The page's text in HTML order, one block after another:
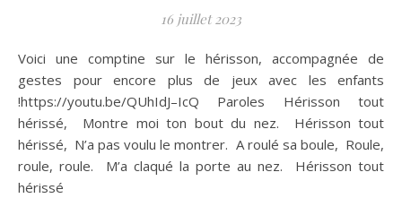
16 juillet 2023
Voici une comptine sur le hérisson, accompagnée de
gestes pour encore plus de jeux avec les enfants
!https://youtu.be/QUhIdJ–IcQ Paroles Hérisson tout
hérissé, Montre moi ton bout du nez. Hérisson tout
hérissé, N’a pas voulu le montrer. A roulé sa boule, Roule,
roule, roule. M’a claqué la porte au nez. Hérisson tout
hérissé